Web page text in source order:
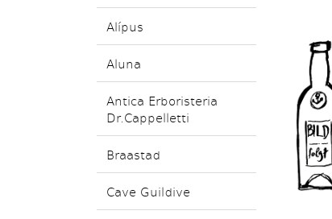
Alípus
Aluna
Antica Erboristeria
Dr.Cappelletti
Braastad
Cave Guildive